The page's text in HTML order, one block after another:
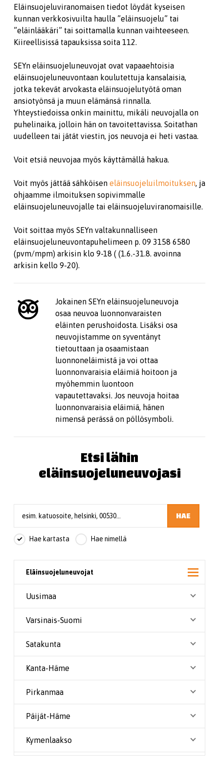
Eläinsuojeluviranomaisen tiedot löydät kyseisen
kunnan verkkosivuilta haulla ”eläinsuojelu” tai
”eläinlääkäri” tai soittamalla kunnan vaihteeseen.
Kiireellisissä tapauksissa soita 112.
SEYn eläinsuojeluneuvojat ovat vapaaehtoisia
eläinsuojeluneuvontaan koulutettuja kansalaisia,
jotka tekevät arvokasta eläinsuojelutyötä oman
ansiotyönsä ja muun elämänsä rinnalla.
Yhteystiedoissa onkin mainittu, mikäli neuvojalla on
puhelinaika, jolloin hän on tavoitettavissa. Soitathan
uudelleen tai jätät viestin, jos neuvoja ei heti vastaa.
Voit etsiä neuvojaa myös käyttämällä hakua.
Voit myös jättää sähköisen eläinsuojeluilmoituksen, ja
ohjaamme ilmoituksen sopivimmalle
eläinsuojeluneuvojalle tai eläinsuojeluviranomaisille.
Voit soittaa myös SEYn valtakunnalliseen
eläinsuojeluneuvontapuhelimeen p. 09 3158 6580
(pvm/mpm) arkisin klo 9-18 ( (1.6.-31.8. avoinna
arkisin kello 9-20).
Jokainen SEYn eläinsuojeluneuvoja
osaa neuvoa luonnonvaraisten
eläinten perushoidosta. Lisäksi osa
neuvojistamme on syventänyt
tietouttaan ja osaamistaan
luonnoneläimistä ja voi ottaa
luonnonvaraisia eläimiä hoitoon ja
myöhemmin luontoon
vapautettavaksi. Jos neuvoja hoitaa
luonnonvaraisia eläimiä, hänen
nimensä perässä on pöllösymboli.
Etsi lähin
eläinsuojeluneuvojasi
HAE
Hae kartasta Hae nimellä
Eläinsuojeluneuvojat
Uusimaa
Varsinais-Suomi
Satakunta
Kanta-Häme
Pirkanmaa
Päijät-Häme
Kymenlaakso